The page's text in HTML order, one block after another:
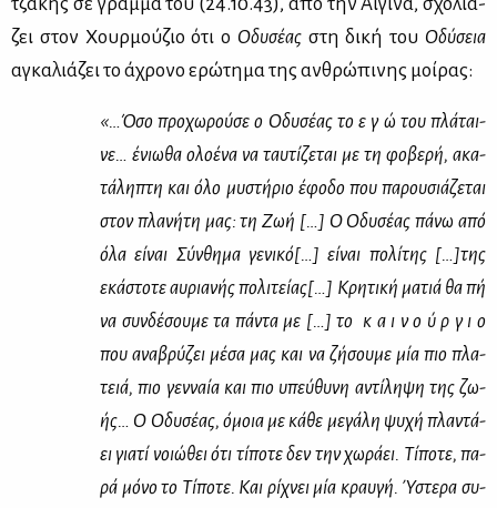
ζει στον Χουρ­μού­ζιο ότι ο Οδυ­σέ­αςστη δι­κή του Οδύ­σεια
αγκα­λιά­ζει το άχρο­νο ερώ­τη­μα της αν­θρώ­πι­νης μοί­ρας:
«…Όσο προ­χω­ρού­σε ο Οδυ­σέ­ας το ε γ ώ του πλά­ται­
νε… ένιω­θα ολο­έ­να να ταυ­τί­ζε­ται με τη φο­βε­ρή, ακα­
τά­λη­πτη και όλο μυ­στή­ριο έφο­δο που πα­ρου­σιά­ζε­ται
στον πλα­νή­τη μας: τη Ζωή […] Ο Οδυ­σέ­ας πά­νω από
όλα εί­ναι Σύν­θη­μα γε­νι­κό[…] εί­ναι πο­λί­της […]της
εκά­στο­τε αυ­ρια­νής πο­λι­τεί­ας[…] Κρη­τι­κή μα­τιά θα πή
να συν­δέ­σου­με τα πά­ντα με […] το κ α ι ν ο ύ ρ γ ι ο
που ανα­βρύ­ζει μέ­σα μας και να ζή­σου­με μία πιο πλα­
τειά, πιο γεν­ναία και πιο υπεύ­θυ­νη αντί­λη­ψη της ζω­
ής… Ο Οδυ­σέ­ας, όμοια με κά­θε με­γά­λη ψυ­χή πλα­ντά­
ει για­τί νοιώ­θει ότι τί­πο­τε δεν την χω­ρά­ει. Τί­πο­τε, πα­
ρά μό­νο το Τί­πο­τε. Και ρί­χνει μία κραυ­γή. Ύστε­ρα συ­